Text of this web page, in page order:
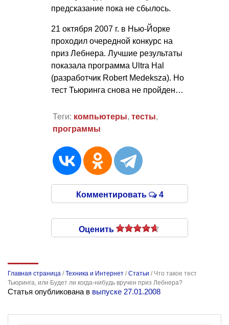
предсказание пока не сбылось.
21 октября 2007 г. в Нью-Йорке
проходил очередной конкурс на
приз Лебнера. Лучшие результаты
показала программа Ultra Hal
(разработчик Robert Medeksza). Но
тест Тьюринга снова не пройден…
Теги: компьютеры, тесты,
программы
Комментировать 4
Оценить
Главная страница /Техника и Интернет /Статьи / Что такое тест
Тьюринга, или Будет ли когда-нибудь вручен приз Лебнера?
Статья опубликована в выпуске 27.01.2008